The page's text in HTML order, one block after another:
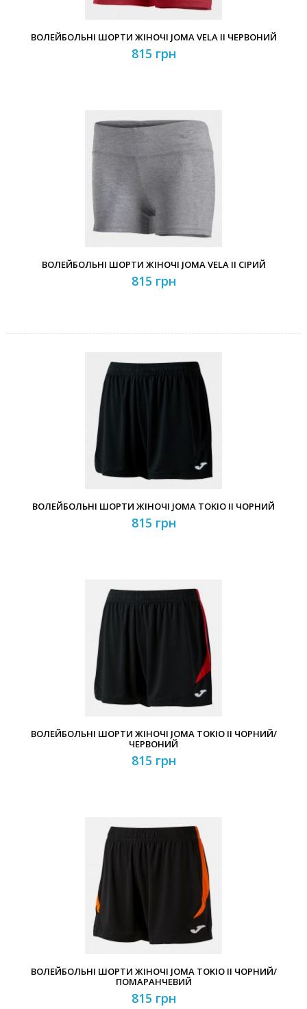
ВОЛЕЙБОЛЬНІ ШОРТИ ЖІНОЧІ JOMA VELA II ЧЕРВОНИЙ
815 грн
ВОЛЕЙБОЛЬНІ ШОРТИ ЖІНОЧІ JOMA VELA II СІРИЙ
815 грн
ВОЛЕЙБОЛЬНІ ШОРТИ ЖІНОЧІ JOMA TOKIO II ЧОРНИЙ
815 грн
ВОЛЕЙБОЛЬНІ ШОРТИ ЖІНОЧІ JOMA TOKIO II ЧОРНИЙ/
ЧЕРВОНИЙ
815 грн
ВОЛЕЙБОЛЬНІ ШОРТИ ЖІНОЧІ JOMA TOKIO II ЧОРНИЙ/
ПОМАРАНЧЕВИЙ
815 грн